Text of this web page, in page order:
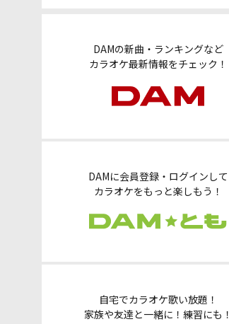
DAMの新曲・ランキングなど
カラオケ最新情報をチェック！
DAMに会員登録・ログインして
カラオケをもっと楽しもう！
自宅でカラオケ歌い放題！
家族や友達と一緒に！練習にも！